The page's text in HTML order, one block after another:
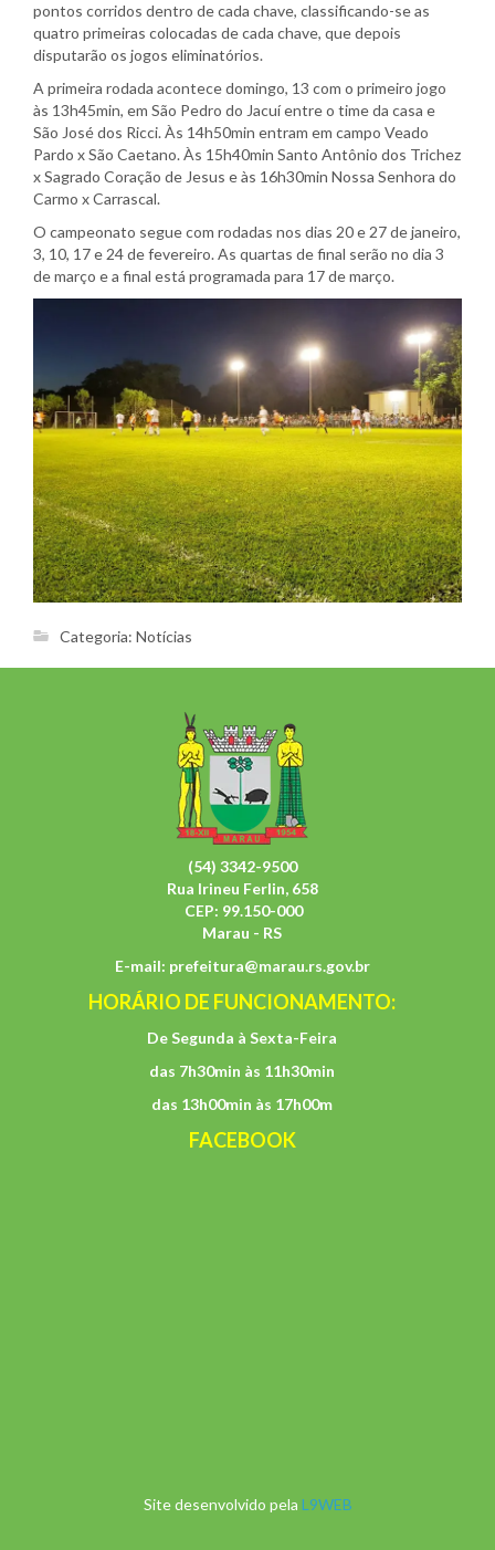
pontos corridos dentro de cada chave, classificando-se as
quatro primeiras colocadas de cada chave, que depois
disputarão os jogos eliminatórios.
A primeira rodada acontece domingo, 13 com o primeiro jogo
às 13h45min, em São Pedro do Jacuí entre o time da casa e
São José dos Ricci. Às 14h50min entram em campo Veado
Pardo x São Caetano. Às 15h40min Santo Antônio dos Trichez
x Sagrado Coração de Jesus e às 16h30min Nossa Senhora do
Carmo x Carrascal.
O campeonato segue com rodadas nos dias 20 e 27 de janeiro,
3, 10, 17 e 24 de fevereiro. As quartas de final serão no dia 3
de março e a final está programada para 17 de março.
Categoria: Notícias
(54) 3342-9500
Rua Irineu Ferlin, 658
CEP: 99.150-000
Marau - RS
E-mail: prefeitura@marau.rs.gov.br
HORÁRIO DE FUNCIONAMENTO:
De Segunda à Sexta-Feira
das 7h30min às 11h30min
das 13h00min às 17h00m
FACEBOOK
Site desenvolvido pela L9WEB